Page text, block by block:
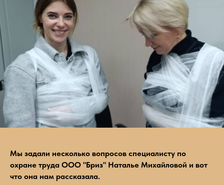
Мы задали несколько вопросов специалисту по
охране труда ООО "Бриз" Наталье Михайловой и вот
что она нам рассказала.